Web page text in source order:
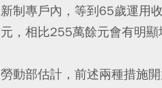
新制專戶內，等到65歲運用
元，相比255萬餘元會有明顯
勞動部估計，前述兩種措施